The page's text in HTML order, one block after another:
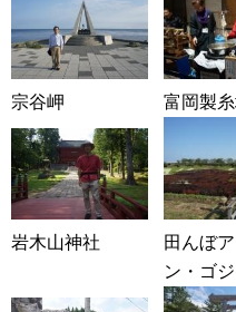
宗谷岬 富岡製
岩木山神社
田んぼ
ン・ゴジ